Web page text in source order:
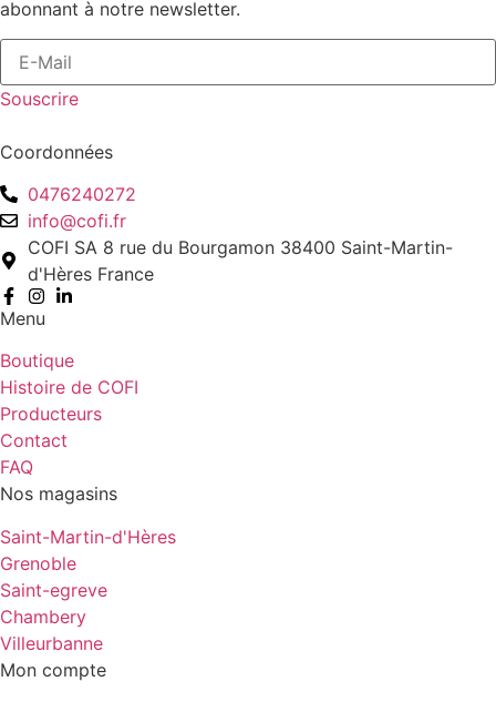
abonnant à notre newsletter.
Souscrire
Coordonnées
0476240272
info@cofi.fr
COFI SA 8 rue du Bourgamon 38400 Saint-Martin-
d'Hères France
Menu
Boutique
Histoire de COFI
Producteurs
Contact
FAQ
Nos magasins
Saint-Martin-d'Hères
Grenoble
Saint-egreve
Chambery
Villeurbanne
Mon compte